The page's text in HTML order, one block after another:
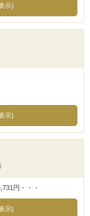
示)
示)
円・・・
示)